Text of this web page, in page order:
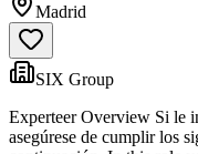
Madrid
SIX Group
Experteer Overview Si le
asegúrese de cumplir los